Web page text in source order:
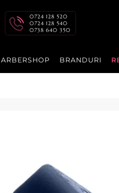
0724 128 520
0724 128 540
0738 640 350
BRANDURI
refolosibila
cu punct de topire scazut
Spania